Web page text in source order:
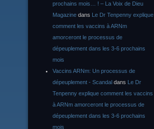
prochains mois… ! – La Voix de Dieu
Magazine dans Le Dr Tenpenny explique
comment les vaccins à ARNm
amorceront le processus de
dépeuplement dans les 3-6 prochains
mois
Vaccins ARNm: Un processus de
dépeuplement - Scandal dans Le Dr
Tenpenny explique comment les vaccins
à ARNm amorceront le processus de
dépeuplement dans les 3-6 prochains
mois